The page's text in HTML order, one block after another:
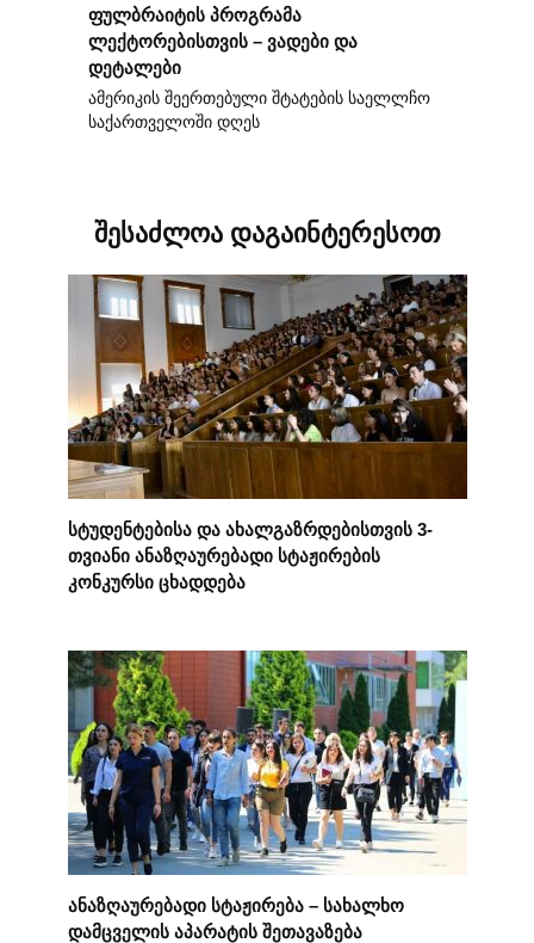
ფულბრაიტის პროგრამა
ლექტორებისთვის – ვადები და
დეტალები
ამერიკის შეერთებული შტატების საელლჩო
საქართველოში დღეს
შესაძლოა დაგაინტერესოთ
სტუდენტებისა და ახალგაზრდებისთვის 3-
თვიანი ანაზღაურებადი სტაჟირების
კონკურსი ცხადდება
ანაზღაურებადი სტაჟირება – სახალხო
დამცველის აპარატის შეთავაზება